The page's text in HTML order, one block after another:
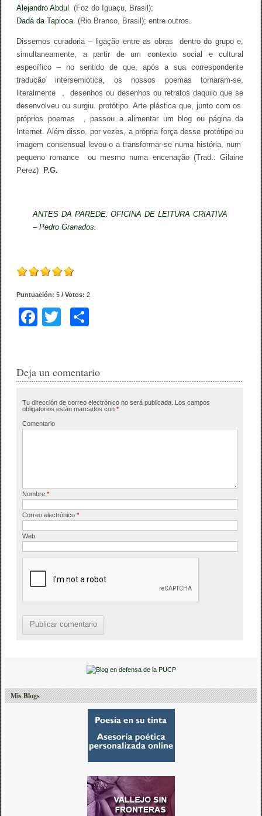
Alejandro Abdul (Foz do Iguaçu, Brasil);
Dadá da Tapioca (Rio Branco, Brasil); entre outros.
Dissemos curadoria – ligação entre as obras dentro do grupo e,
simultaneamente, a partir de um contexto social e cultural
específico – no sentido de que, após a sua correspondente
tradução intersemiótica, os nossos poemas tornaram-se,
literalmente , desenhos ou desenhos ou retratos daquilo que se
desenvolveu ou surgiu. protótipo. Arte plástica que, junto com os
próprios poemas , passou a alimentar um blog ou página da
Internet. Além disso, por vezes, a própria força desse protótipo ou
imagem consensual levou-o a transformar-se numa história, num
pequeno romance ou mesmo numa encenação (Trad.: Gilaine
Perez) P.G.
ANTES DA PAREDE: OFICINA DE LEITURA CRIATIVA
– Pedro Granados.
Puntuación:5 / Votos:2
F
e
o
o
er p
tir
Deja un comentario
Tu dirección de correo electrónico no será publicada.
Los campos
obligatorios están marcados con*
Comentario
Nombre*
Correo electrónico*
Web
Mis Blogs